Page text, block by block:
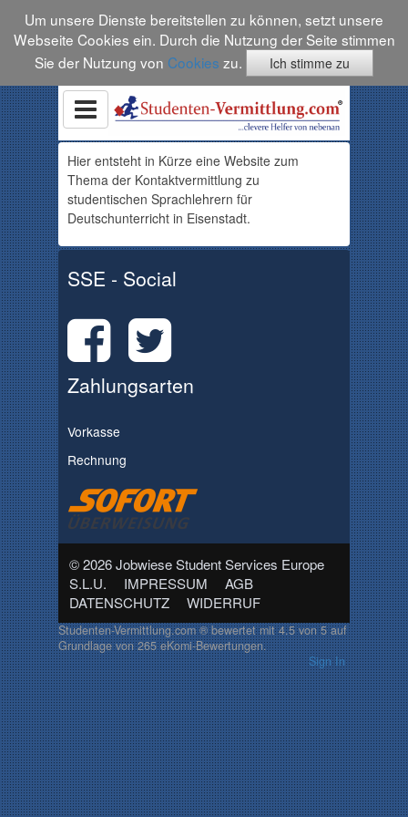
Um unsere Dienste bereitstellen zu können, setzt unsere
Webseite Cookies ein. Durch die Nutzung der Seite stimmen
Sie der Nutzung von Cookies zu. Ich stimme zu
Hier entsteht in Kürze eine Website zum
Thema der Kontaktvermittlung zu
studentischen Sprachlehrern für
Deutschunterricht in Eisenstadt.
SSE - Social
Zahlungsarten
Vorkasse
Rechnung
© 2026 Jobwiese Student Services Europe
S.L.U.
IMPRESSUM
AGB
DATENSCHUTZ
WIDERRUF
Studenten-Vermittlung.com ®bewertet mit4.5von5auf
Grundlage von265eKomi-Bewertungen.
Sign In